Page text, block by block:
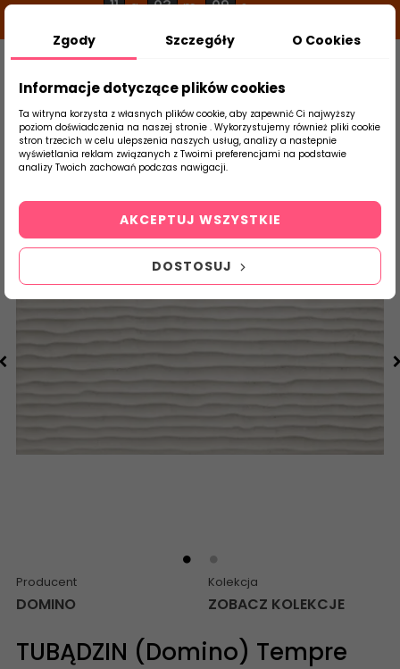
11 g 03 m 09 s
Szukaj
produktu
Strona Główna Płytki Łazienkowe
Producent
DOMINO
Kolekcja
ZOBACZ KOLEKCJE
TUBĄDZIN (Domino) Tempre
Zgody Szczegóły O Cookies
Informacje dotyczące plików cookies
Ta witryna korzysta z własnych plików cookie, aby zapewnić Ci najwyższy
poziom doświadczenia na naszej stronie . Wykorzystujemy również pliki cookie
stron trzecich w celu ulepszenia naszych usług, analizy a nastepnie
wyświetlania reklam związanych z Twoimi preferencjami na podstawie
analizy Twoich zachowań podczas nawigacji.
DOSTOSUJ
AKCEPTUJ WSZYSTKIE